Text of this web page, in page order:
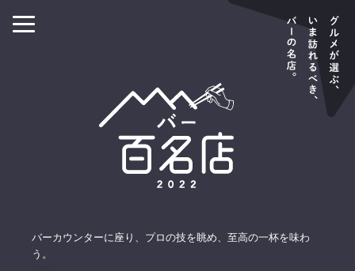
バーカウンターに座り、プロの技を眺め、至高の一杯を味わ
う。